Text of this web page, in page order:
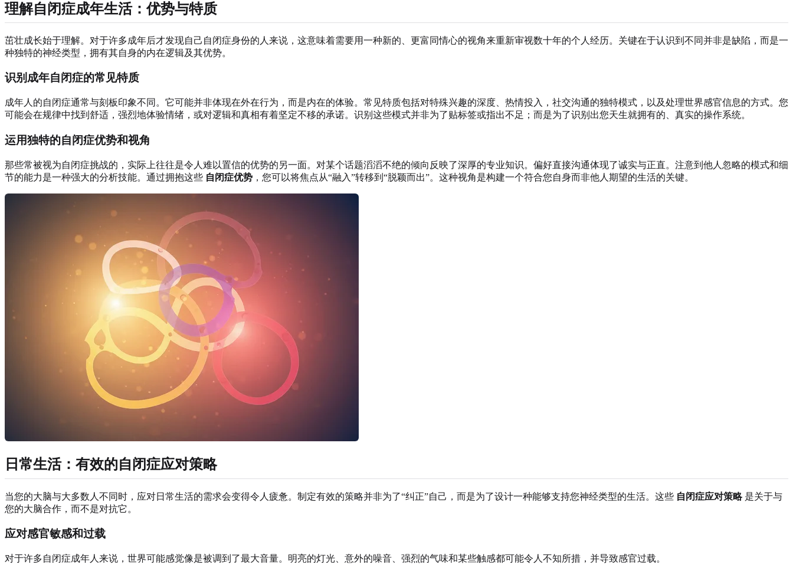
理解自闭症成年生活：优势与特质
茁壮成长始于理解。对于许多成年后才发现自己自闭症身份的人来说，这意味着需要用一种新的、更富同情心的视角来重新审视数十年的个人经历。关键在于认识到不同并非是缺陷，而是一
种独特的神经类型，拥有其自身的内在逻辑及其优势。
识别成年自闭症的常见特质
成年人的自闭症通常与刻板印象不同。它可能并非体现在外在行为，而是内在的体验。常见特质包括对特殊兴趣的深度、热情投入，社交沟通的独特模式，以及处理世界感官信息的方式。您
可能会在规律中找到舒适，强烈地体验情绪，或对逻辑和真相有着坚定不移的承诺。识别这些模式并非为了贴标签或指出不足；而是为了识别出您天生就拥有的、真实的操作系统。
运用独特的自闭症优势和视角
那些常被视为自闭症挑战的，实际上往往是令人难以置信的优势的另一面。对某个话题滔滔不绝的倾向反映了深厚的专业知识。偏好直接沟通体现了诚实与正直。注意到他人忽略的模式和细
节的能力是一种强大的分析技能。通过拥抱这些 自闭症优势 ，您可以将焦点从“融入”转移到“脱颖而出”。这种视角是构建一个符合您自身而非他人期望的生活的关键。
日常生活：有效的自闭症应对策略
当您的大脑与大多数人不同时，应对日常生活的需求会变得令人疲惫。制定有效的策略并非为了“纠正”自己，而是为了设计一种能够支持您神经类型的生活。这些 自闭症应对策略是关于与
您的大脑合作，而不是对抗它。
应对感官敏感和过载
对于许多自闭症成年人来说，世界可能感觉像是被调到了最大音量。明亮的灯光、意外的噪音、强烈的气味和某些触感都可能令人不知所措，并导致感官过载。